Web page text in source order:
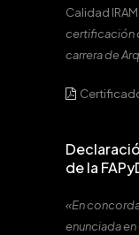
Calidad
certificación
carrera de
de la
«En
enunciada